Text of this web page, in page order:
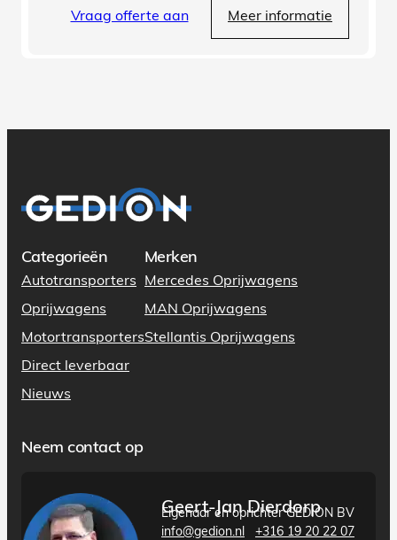
Vraag offerte aan Meer informatie
Categorieën
Autotransporters
Oprijwagens
Motortransporters
Direct leverbaar
Nieuws
Merken
Mercedes Oprijwagens
MAN Oprijwagens
Stellantis Oprijwagens
Neem contact op
Geert-Jan Dierdorp
Eigenaar en oprichter GEDION BV
info@gedion.nl
+316 19 20 22 07